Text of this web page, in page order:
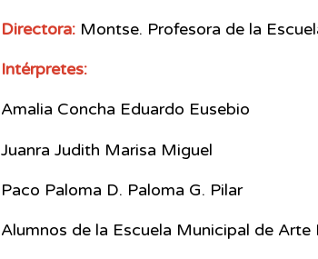
Directora: Montse. Profesora de la
Intérpretes:
Amalia Concha Eduardo Eusebio
Juanra Judith Marisa Miguel
Paco Paloma D. Paloma G. Pilar
Alumnos de la Escuela Municipal de